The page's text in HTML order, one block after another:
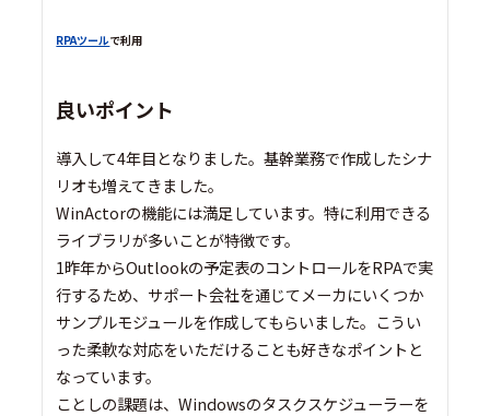
RPAツールで利用
良いポイント
導入して4年目となりました。基幹業務で作成したシナ
リオも増えてきました。
WinActorの機能には満足しています。特に利用できる
ライブラリが多いことが特徴です。
1昨年からOutlookの予定表のコントロールをRPAで実
行するため、サポート会社を通じてメーカにいくつか
サンプルモジュールを作成してもらいました。こうい
った柔軟な対応をいただけることも好きなポイントと
なっています。
ことしの課題は、Windowsのタスクスケジューラーを